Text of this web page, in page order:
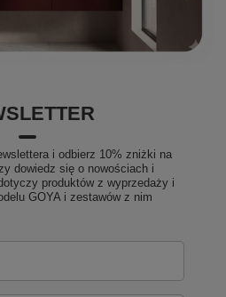
i odbierz 10% zniżki na
dowiedz się o nowościach i
produktów z wyprzedaży i
GOYA i zestawów z nim